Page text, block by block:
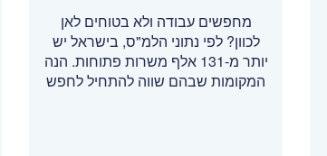
מחפשים עבודה ולא בטוחים לאן
לכוון? לפי נתוני הלמ"ס, בישראל יש
יותר מ-131 אלף משרות פתוחות. הנה
המקומות שבהם שווה להתחיל לחפש